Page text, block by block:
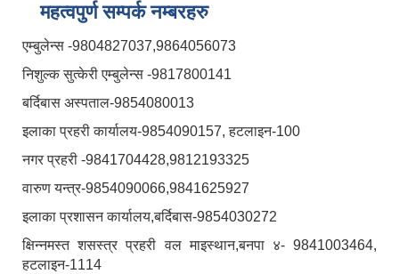
महत्वपुर्ण सम्पर्क नम्बरहरु
एम्बुलेन्स -9804827037,9864056073
निशुल्क सुत्केरी एम्बुलेन्स -9817800141
बर्दिबास अस्पताल-9854080013
इलाका प्रहरी कार्यालय-9854090157, हटलाइन-100
नगर प्रहरी -9841704428,9812193325
वारुण यन्त्र-9854090066,9841625927
इलाका प्रशासन कार्यालय,बर्दिबास-9854030272
क्षिन्नमस्त शसस्त्र प्रहरी वल माइस्थान,बनपा ४- 9841003464,
हटलाइन-1114